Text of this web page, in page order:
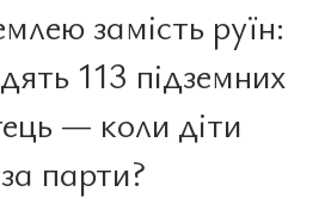
замість руїн:
113 підземних
— коли діти
парти?